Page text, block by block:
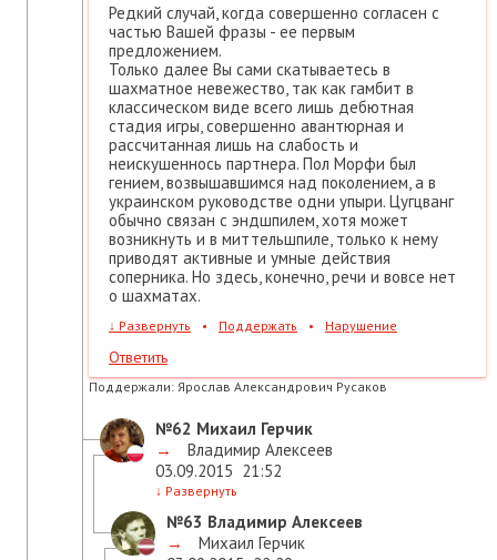
Редкий случай, когда совершенно согласен с
частью Вашей фразы - ее первым
предложением.
Только далее Вы сами скатываетесь в
шахматное невежество, так как гамбит в
классическом виде всего лишь дебютная
стадия игры, совершенно авантюрная и
рассчитанная лишь на слабость и
неискушеннось партнера. Пол Морфи был
гением, возвышавшимся над поколением, а в
украинском руководстве одни упыри. Цугцванг
обычно связан с эндшпилем, хотя может
возникнуть и в миттельшпиле, только к нему
приводят активные и умные действия
соперника. Но здесь, конечно, речи и вовсе нет
о шахматах.
↓ Развернуть • Поддержать • Нарушение
Ответить
Поддержали: Ярослав Александрович Русаков
№62 Михаил Герчик
→
Владимир Алексеев
03.09.2015 21:52
↓ Развернуть
№63 Владимир Алексеев
→
Михаил Герчик